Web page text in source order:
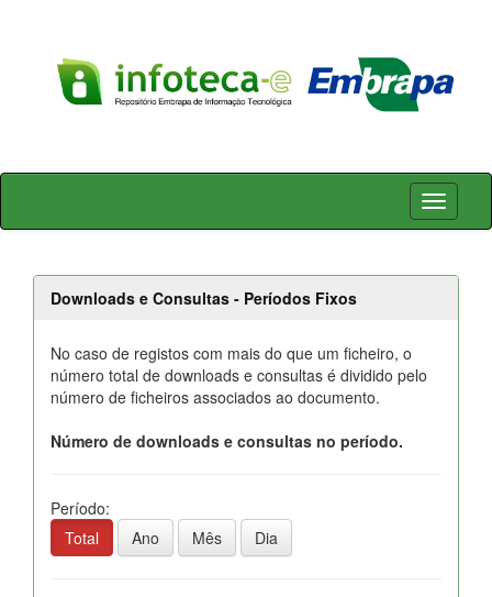
Skip
Downloads e Consultas - Períodos Fixos
No caso de registos com mais do que um ficheiro, o
número total de downloads e consultas é dividido pelo
número de ficheiros associados ao documento.
Número de downloads e consultas no período.
Período:
Total
Ano Mês Dia